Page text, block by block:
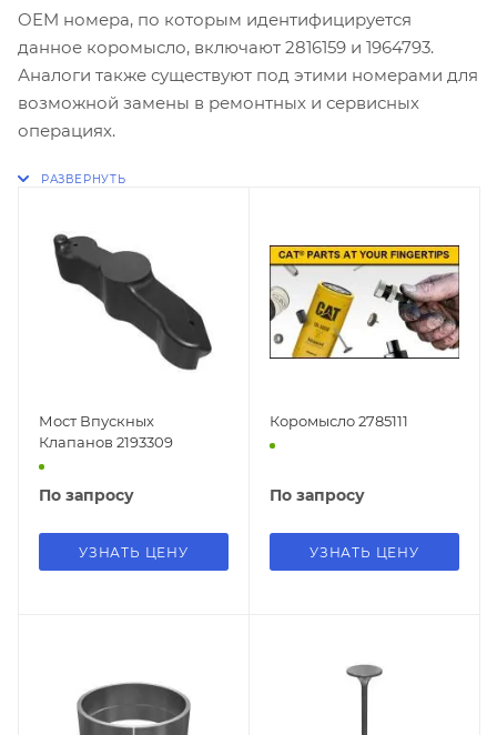
OEM номера, по которым идентифицируется
данное коромысло, включают 2816159 и 1964793.
Аналоги также существуют под этими номерами для
возможной замены в ремонтных и сервисных
операциях.
Мост Впускных
Клапанов 2193309
По запросу
УЗНАТЬ ЦЕНУ
Коромысло 2785111
По запросу
УЗНАТЬ ЦЕНУ